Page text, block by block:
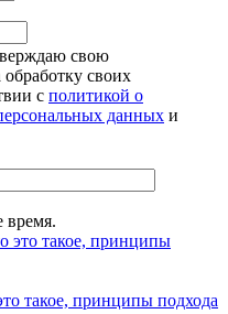
свою
обработку своих
с политикой о
данных и
такое, принципы подхода